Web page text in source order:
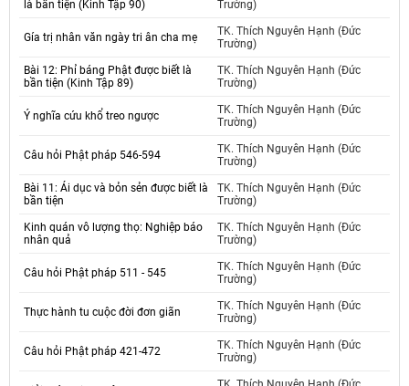
là bần tiện (Kinh Tập 90) Trường)
Gía trị nhân văn ngày tri ân cha mẹ
TK. Thích Nguyên Hạnh (Đức
Trường)
Bài 12: Phỉ báng Phật được biết là
bần tiện (Kinh Tập 89)
TK. Thích Nguyên Hạnh (Đức
Trường)
Ý nghĩa cứu khổ treo ngược
TK. Thích Nguyên Hạnh (Đức
Trường)
Câu hỏi Phật pháp 546-594
TK. Thích Nguyên Hạnh (Đức
Trường)
Bài 11: Ái dục và bỏn sẻn được biết là
bần tiện
TK. Thích Nguyên Hạnh (Đức
Trường)
Kinh quán vô lượng thọ: Nghiệp báo
nhân quả
TK. Thích Nguyên Hạnh (Đức
Trường)
Câu hỏi Phật pháp 511 - 545
TK. Thích Nguyên Hạnh (Đức
Trường)
Thực hành tu cuộc đời đơn giãn
TK. Thích Nguyên Hạnh (Đức
Trường)
Câu hỏi Phật pháp 421-472
TK. Thích Nguyên Hạnh (Đức
Trường)